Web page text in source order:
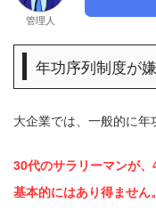
管理人
年功序列制度が
大企業では、一般的に年
30代のサラリーマンが
基本的にはあり得ません。